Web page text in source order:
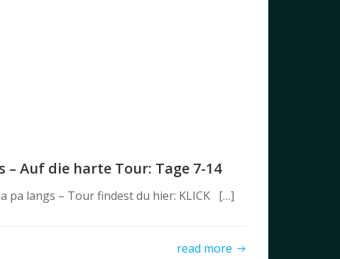
– Auf die harte Tour: Tage 7-14
pa langs – Tour findest du hier: KLICK […]
read more